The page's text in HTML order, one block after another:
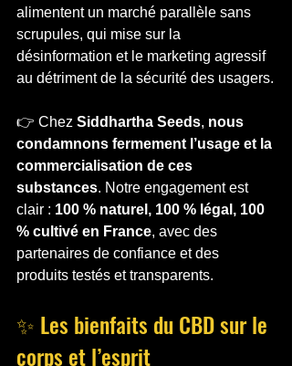
alimentent un marché parallèle sans
scrupules, qui mise sur la
désinformation et le marketing agressif
au détriment de la sécurité des usagers.
👉 Chez Siddhartha Seeds, nous
condamnons fermement l’usage et la
commercialisation de ces
substances. Notre engagement est
clair : 100 % naturel, 100 % légal, 100
% cultivé en France, avec des
partenaires de confiance et des
produits testés et transparents.
✨ Les bienfaits du CBD sur le
corps et l’esprit